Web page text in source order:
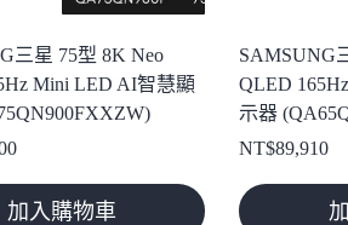
三星 75型 8K Neo
Mini LED AI智慧顯
加入購物車
SAMSUNG
QLED
示器
NT$89,910